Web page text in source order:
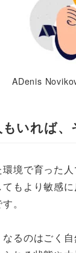
ADenis
いれば、
境で育った
もより敏感
。
るのはごく